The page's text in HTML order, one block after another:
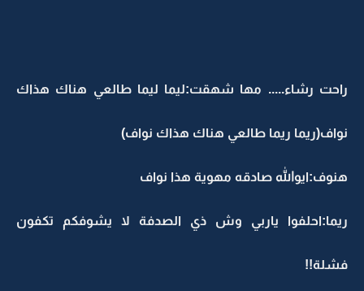
راحت رشاء..... مها شهقت:ليما ليما طالعي هناك هذاك
نواف(ريما ريما طالعي هناك هذاك نواف)
هنوف:ايوالله صادقه مهوية هذا نواف
ريما:احلفوا ياربي وش ذي الصدفة لا يشوفكم تكفون
فشلة!!